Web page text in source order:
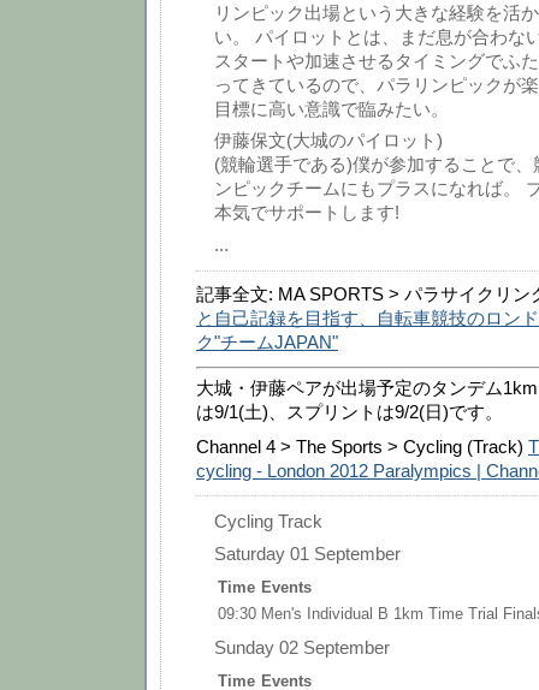
リンピック出場という大きな経験を活
い。 パイロットとは、まだ息が合わな
スタートや加速させるタイミングでふ
ってきているので、パラリンピックが
目標に高い意識で臨みたい。
伊藤保文(大城のパイロット)
(競輪選手である)僕が参加することで
ンピックチームにもプラスになれば。
本気でサポートします!
...
記事全文: MA SPORTS > パラサイクリン
と自己記録を目指す、自転車競技のロン
ク"チームJAPAN"
大城・伊藤ペアが出場予定のタンデム
は9/1(土)、スプリントは9/2(日)です。
Channel 4 > The Sports > Cycling (Track)
cycling - London 2012 Paralympics |
Cycling Track
Saturday 01 September
Time Events
09:30 Men's Individual B 1km Time Trial
Sunday 02 September
Time Events